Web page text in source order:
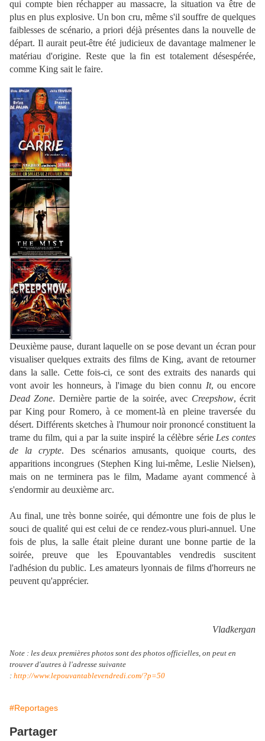
qui compte bien réchapper au massacre, la situation va être de
plus en plus explosive. Un bon cru, même s'il souffre de quelques
faiblesses de scénario, a priori déjà présentes dans la nouvelle de
départ. Il aurait peut-être été judicieux de davantage malmener le
matériau d'origine. Reste que la fin est totalement désespérée,
comme King sait le faire.
Deuxième pause, durant laquelle on se pose devant un écran pour
visualiser quelques extraits des films de King, avant de retourner
dans la salle. Cette fois-ci, ce sont des extraits des nanards qui
vont avoir les honneurs, à l'image du bien connu It, ou encore
Dead Zone. Dernière partie de la soirée, avec Creepshow, écrit
par King pour Romero, à ce moment-là en pleine traversée du
désert. Différents sketches à l'humour noir prononcé constituent la
trame du film, qui a par la suite inspiré la célèbre série Les contes
de la crypte. Des scénarios amusants, quoique courts, des
apparitions incongrues (Stephen King lui-même, Leslie Nielsen),
mais on ne terminera pas le film, Madame ayant commencé à
s'endormir au deuxième arc.
Au final, une très bonne soirée, qui démontre une fois de plus le
souci de qualité qui est celui de ce rendez-vous pluri-annuel. Une
fois de plus, la salle était pleine durant une bonne partie de la
soirée, preuve que les Epouvantables vendredis suscitent
l'adhésion du public. Les amateurs lyonnais de films d'horreurs ne
peuvent qu'apprécier.
Vladkergan
Note : les deux premières photos sont des photos officielles, on peut en
trouver d'autres à l'adresse suivante
: http://www.lepouvantablevendredi.com/?p=50
#Reportages
Partager